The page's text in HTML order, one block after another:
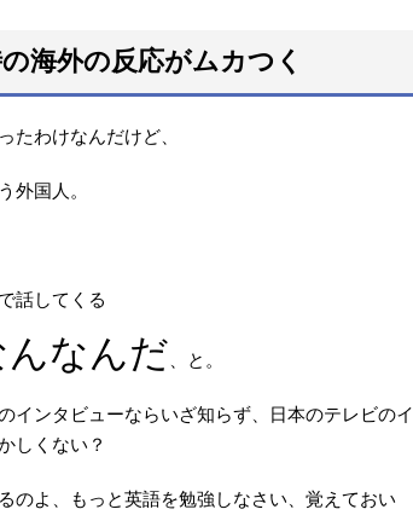
海外の反応がムカつく
たわけなんだけど、
外国人。
話してくる
なんだ 、と。
インタビューならいざ知らず、日本のテレビのイ
しくない？
のよ、もっと英語を勉強しなさい、覚えておい